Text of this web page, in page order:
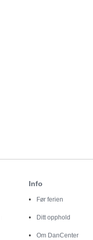
Info
Før ferien
Ditt opphold
Om DanCenter